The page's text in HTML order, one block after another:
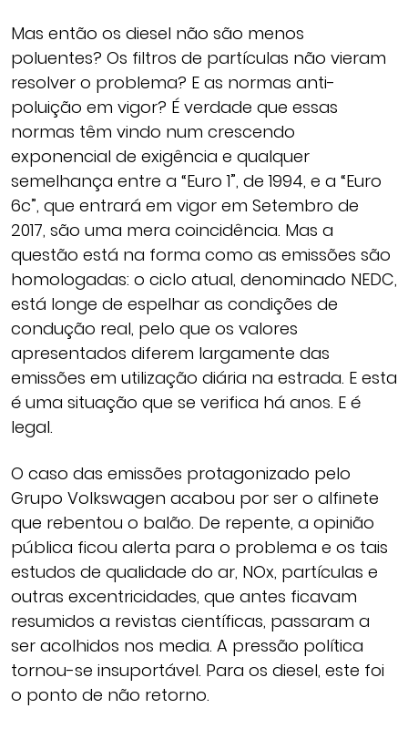
Mas então os diesel não são menos
poluentes? Os filtros de partículas não vieram
resolver o problema? E as normas anti-
poluição em vigor? É verdade que essas
normas têm vindo num crescendo
exponencial de exigência e qualquer
semelhança entre a “Euro 1”, de 1994, e a “Euro
6c”, que entrará em vigor em Setembro de
2017, são uma mera coincidência. Mas a
questão está na forma como as emissões são
homologadas: o ciclo atual, denominado NEDC,
está longe de espelhar as condições de
condução real, pelo que os valores
apresentados diferem largamente das
emissões em utilização diária na estrada. E esta
é uma situação que se verifica há anos. E é
legal.
O caso das emissões protagonizado pelo
Grupo Volkswagen acabou por ser o alfinete
que rebentou o balão. De repente, a opinião
pública ficou alerta para o problema e os tais
estudos de qualidade do ar, NOx, partículas e
outras excentricidades, que antes ficavam
resumidos a revistas científicas, passaram a
ser acolhidos nos media. A pressão política
tornou-se insuportável. Para os diesel, este foi
o ponto de não retorno.